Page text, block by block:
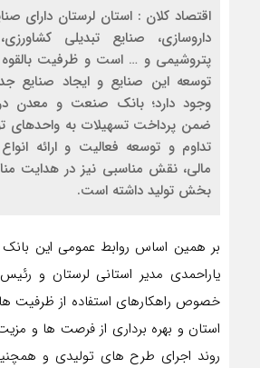
اقتصاد کلان : استان لرستان دارای
داروسازی، صنایع تبدیلی
پتروشیمی و … است و ظرفیت بالقوه
توسعه این صنایع و ایجاد صنایع
وجود دارد؛ بانک صنعت و معدن
ضمن پرداخت تسهیلات به واحدهای
تداوم و توسعه فعالیت و ارائه
مالی، نقش مناسبی نیز در هدایت
بخش تولید داشته است.
بر همین اساس روابط عمومی این بانک
یاراحمدی مدیر استانی لرستان و
خصوص راهکارهای استفاده از ظرفیت
استان و بهره برداری از فرصت ها و
روند اجرای طرح های تولیدی و